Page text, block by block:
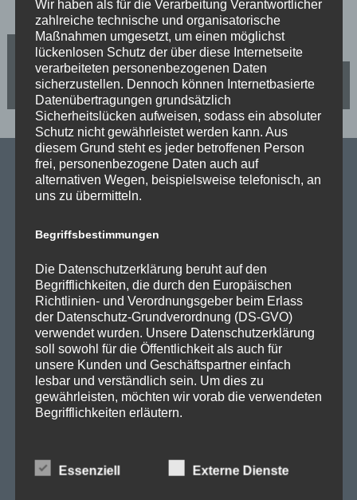
Gesprächstermin in den Mäckeritzwiesen
Max-Beckmann-Oberschule: Erweiterungsbau bis
2023/24
SPD Deutschland
SPD Bundestragsfraktion
SPD Berlin
SPD Fraktion Berlin
SPD Reinickendorf
SPD Fraktion in der BVV
Wir haben als für die Verarbeitung Verantwortlicher
zahlreiche technische und organisatorische
Maßnahmen umgesetzt, um einen möglichst
lückenlosen Schutz der über diese Internetseite
verarbeiteten personenbezogenen Daten
sicherzustellen. Dennoch können Internetbasierte
Datenübertragungen grundsätzlich
Sicherheitslücken aufweisen, sodass ein absoluter
Schutz nicht gewährleistet werden kann. Aus
diesem Grund steht es jeder betroffenen Person
frei, personenbezogene Daten auch auf
alternativen Wegen, beispielsweise telefonisch, an
uns zu übermitteln.
Begriffsbestimmungen
Die Datenschutzerklärung beruht auf den
Begrifflichkeiten, die durch den Europäischen
Richtlinien- und Verordnungsgeber beim Erlass
der Datenschutz-Grundverordnung (DS-GVO)
verwendet wurden. Unsere Datenschutzerklärung
soll sowohl für die Öffentlichkeit als auch für
unsere Kunden und Geschäftspartner einfach
lesbar und verständlich sein. Um dies zu
gewährleisten, möchten wir vorab die verwendeten
Begrifflichkeiten erläutern.
unter anderem die folgenden Begriffe:
Essenziell Externe Dienste